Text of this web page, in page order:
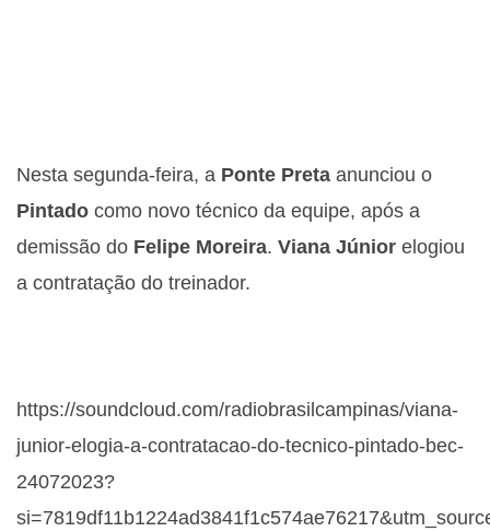
Nesta segunda-feira, a Ponte Preta anunciou o
Pintado como novo técnico da equipe, após a
demissão do Felipe Moreira. Viana Júnior elogiou
a contratação do treinador.
https://soundcloud.com/radiobrasilcampinas/viana-
junior-elogia-a-contratacao-do-tecnico-pintado-bec-
24072023?